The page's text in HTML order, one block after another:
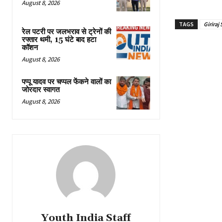
August 8, 2026
रेल पटरी पर जलभराव से ट्रेनों की
रफ्तार थमी, 15 घंटे बाद हटा
कॉशन
August 8, 2026
पप्पू यादव पर चप्पल फेंकने वालों का
जोरदार स्वागत
August 8, 2026
Youth India Staff
TAGS Giriraj